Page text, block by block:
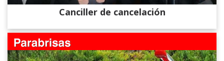
Canciller de cancelación